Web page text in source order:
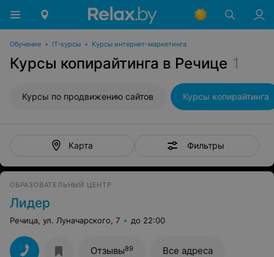
Обучение • IT-курсы • Курсы интернет-маркетинга
Курсы копирайтинга в Речице 1
Курсы по продвижению сайтов Курсы копирайтинга
Карта Фильтры
ОБРАЗОВАТЕЛЬНЫЙ ЦЕНТР
Лидер
Речица, ул. Луначарского, 7 до 22:00
Отзывы89 Все адреса